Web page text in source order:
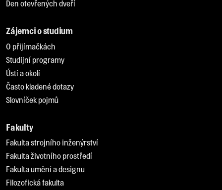
Den otevřených dveří
Zájemci o studium
O přijímačkách
Studijní programy
Ústí a okolí
Často kladené dotazy
Slovníček pojmů
Fakulty
Fakulta strojního inženýrství
Fakulta životního prostředí
Fakulta umění a designu
Filozofická fakulta